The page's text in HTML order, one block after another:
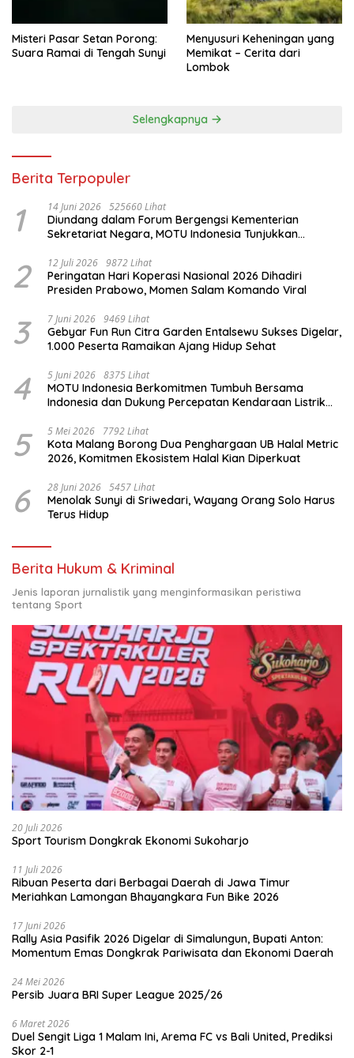
Misteri Pasar Setan Porong:
Suara Ramai di Tengah Sunyi
Menyusuri Keheningan yang
Memikat – Cerita dari
Lombok
Selengkapnya
Berita Terpopuler
1 14 Juni 2026 525660 Lihat
Diundang dalam Forum Bergengsi Kementerian
Sekretariat Negara, MOTU Indonesia Tunjukkan
2 12 Juli 2026 9872 Lihat
Peringatan Hari Koperasi Nasional 2026 Dihadiri
Presiden Prabowo, Momen Salam Komando Viral
3 7 Juni 2026 9469 Lihat
Gebyar Fun Run Citra Garden Entalsewu Sukses Digelar,
1.000 Peserta Ramaikan Ajang Hidup Sehat
4 5 Juni 2026 8375 Lihat
MOTU Indonesia Berkomitmen Tumbuh Bersama
Indonesia dan Dukung Percepatan Kendaraan Listrik
5 5 Mei 2026 7792 Lihat
Kota Malang Borong Dua Penghargaan UB Halal Metric
2026, Komitmen Ekosistem Halal Kian Diperkuat
6 28 Juni 2026 5457 Lihat
Menolak Sunyi di Sriwedari, Wayang Orang Solo Harus
Terus Hidup
Berita Hukum & Kriminal
Jenis laporan jurnalistik yang menginformasikan peristiwa
tentang Sport
20 Juli 2026
Sport Tourism Dongkrak Ekonomi Sukoharjo
11 Juli 2026
Ribuan Peserta dari Berbagai Daerah di Jawa Timur
Meriahkan Lamongan Bhayangkara Fun Bike 2026
17 Juni 2026
Rally Asia Pasifik 2026 Digelar di Simalungun, Bupati Anton:
Momentum Emas Dongkrak Pariwisata dan Ekonomi Daerah
24 Mei 2026
Persib Juara BRI Super League 2025/26
6 Maret 2026
Duel Sengit Liga 1 Malam Ini, Arema FC vs Bali United, Prediksi
Skor 2-1